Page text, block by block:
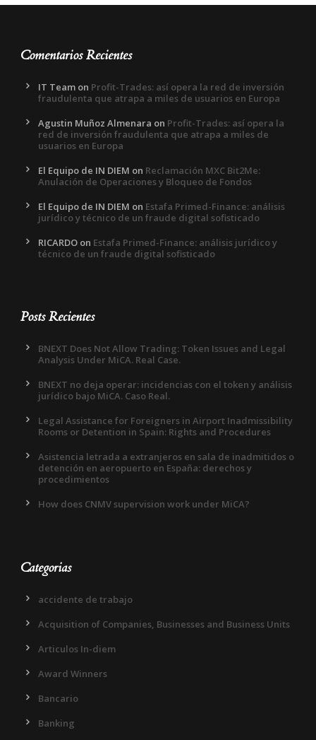
Comentarios Recientes
IT Team on Profit-Trades: así opera la red de inversión
fraudulenta que atrapa a miles de usuarios en Europa
Agustin Muñoz Almenara on Profit-Trades: así opera la
red de inversión fraudulenta que atrapa a miles de
usuarios en Europa
El Equipo de IN DIEM on Reclamación MXC Bit2Me:
Anulación de Operaciones y Bloqueo de Fondos
El Equipo de IN DIEM on Estafa Primed-Finance: análisis
jurídico y técnico de un fraude digital sofisticado
RICARDO on Estafa Primed-Finance: análisis jurídico y
técnico de un fraude digital sofisticado
Posts Recientes
BNEXT Does Not Allow Trading: Token Issues and Legal
Analysis Under MiCA. Real Case.
BNEXT no deja operar: incidencias con el token y análisis
jurídico bajo MiCA. Caso Real.
Legal Assistance for Foreigners in Airport Inadmissibility
Rooms or Detention in Spain: Rights and Procedures
Asistencia letrada a extranjeros en sala de inadmitidos o
detención en aeropuerto en España: derechos y
procedimientos
How does CNMV supervision work under MiCA?
Categorias
accidente de trabajo
Acquisition of Companies, Businesses and Business Units
Articulos In-diem
Award Winners
Bancario
Banking